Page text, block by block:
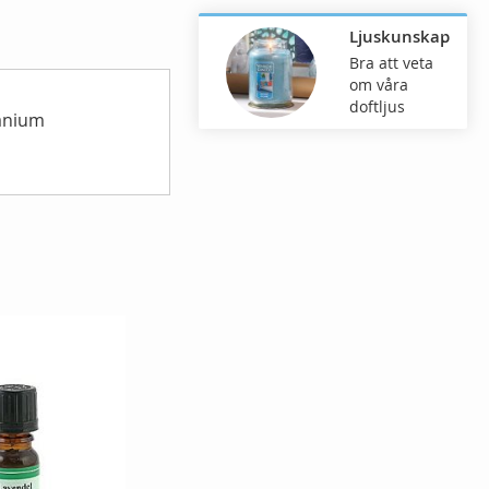
Ljuskunskap
Bra att veta
om våra
doftljus